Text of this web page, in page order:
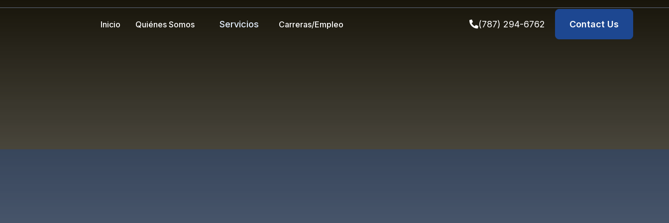
Inicio Quiénes Somos Servicios Carreras/Empleo (787) 294-6762 Contact Us